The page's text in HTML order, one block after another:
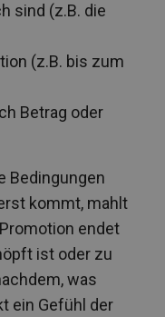
sind (z.B. die
(z.B. bis zum
Betrag oder
Bedingungen
kommt, mahlt
endet
ist oder zu
was
ein Gefühl der